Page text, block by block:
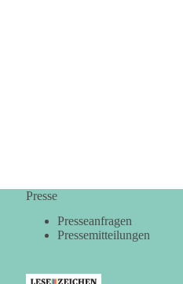
Presse
Presseanfragen
Pressemitteilungen